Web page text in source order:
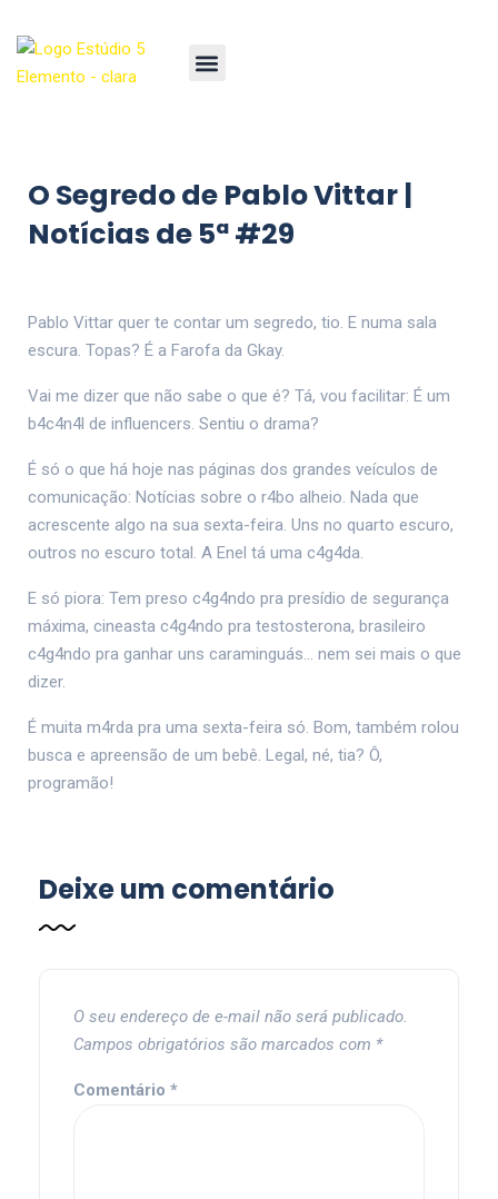
O Segredo de Pablo Vittar |
Notícias de 5ª #29
Pablo Vittar quer te contar um segredo, tio. E numa sala
escura. Topas? É a Farofa da Gkay.
Vai me dizer que não sabe o que é? Tá, vou facilitar: É um
b4c4n4l de influencers. Sentiu o drama?
É só o que há hoje nas páginas dos grandes veículos de
comunicação: Notícias sobre o r4bo alheio. Nada que
acrescente algo na sua sexta-feira. Uns no quarto escuro,
outros no escuro total. A Enel tá uma c4g4da.
E só piora: Tem preso c4g4ndo pra presídio de segurança
máxima, cineasta c4g4ndo pra testosterona, brasileiro
c4g4ndo pra ganhar uns caraminguás… nem sei mais o que
dizer.
É muita m4rda pra uma sexta-feira só. Bom, também rolou
busca e apreensão de um bebê. Legal, né, tia? Ô,
programão!
Deixe um comentário
O seu endereço de e-mail não será publicado.
Campos obrigatórios são marcados com *
Comentário *